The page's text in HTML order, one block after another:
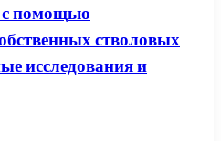
с помощью
стволовых
исследования и